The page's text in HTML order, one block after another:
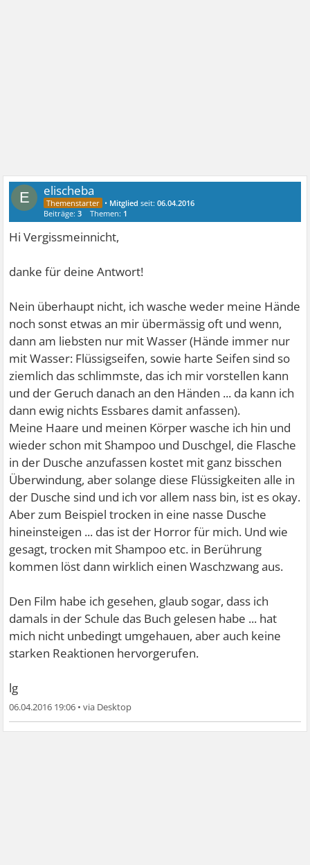
E elischeba
• Mitglied seit:06.04.2016
Beiträge:3 Themen: 1
Hi Vergissmeinnicht,
danke für deine Antwort!
Nein überhaupt nicht, ich wasche weder meine Hände
noch sonst etwas an mir übermässig oft und wenn,
dann am liebsten nur mit Wasser (Hände immer nur
mit Wasser: Flüssigseifen, sowie harte Seifen sind so
ziemlich das schlimmste, das ich mir vorstellen kann
und der Geruch danach an den Händen ... da kann ich
dann ewig nichts Essbares damit anfassen).
Meine Haare und meinen Körper wasche ich hin und
wieder schon mit Shampoo und Duschgel, die Flasche
in der Dusche anzufassen kostet mit ganz bisschen
Überwindung, aber solange diese Flüssigkeiten alle in
der Dusche sind und ich vor allem nass bin, ist es okay.
Aber zum Beispiel trocken in eine nasse Dusche
hineinsteigen ... das ist der Horror für mich. Und wie
gesagt, trocken mit Shampoo etc. in Berührung
kommen löst dann wirklich einen Waschzwang aus.
Den Film habe ich gesehen, glaub sogar, dass ich
damals in der Schule das Buch gelesen habe ... hat
mich nicht unbedingt umgehauen, aber auch keine
starken Reaktionen hervorgerufen.
lg
06.04.2016 19:06 •